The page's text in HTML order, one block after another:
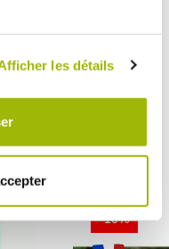
les détails
besoin
-10%